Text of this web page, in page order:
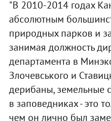
"В 2010-2014 годах
абсолютным
природных парков и
занимая должность
департамента в
Злочевського и
дерибаны, земельные
в заповедниках - это
чем он лично был